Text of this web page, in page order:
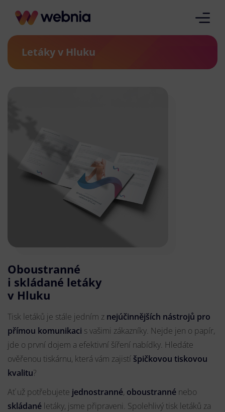
Letáky v Hluku
Oboustranné
i skládané letáky
v Hluku
Tisk letáků je stále jedním z nejúčinnějších nástrojů pro
přímou komunikaci s vašimi zákazníky. Nejde jen o papír,
jde o první dojem a efektivní šíření nabídky. Hledáte
ověřenou tiskárnu, která vám zajistí špičkovou tiskovou
kvalitu?
Ať už potřebujete jednostranné, oboustranné nebo
skládané letáky, jsme připraveni. Spolehlivý tisk letáků za